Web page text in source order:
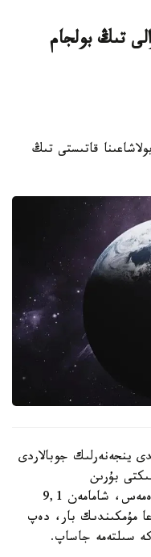
تىڭ بولجام
قاتىستى تىڭ
ينجەنەرلىك جوبالاردى
بۇرىن
ەسەپتەلگەندەي تاعى 1 ميلليارد جىل ەمەس، شامامەن 9,1
مۇمكىندىك بار، دەپ